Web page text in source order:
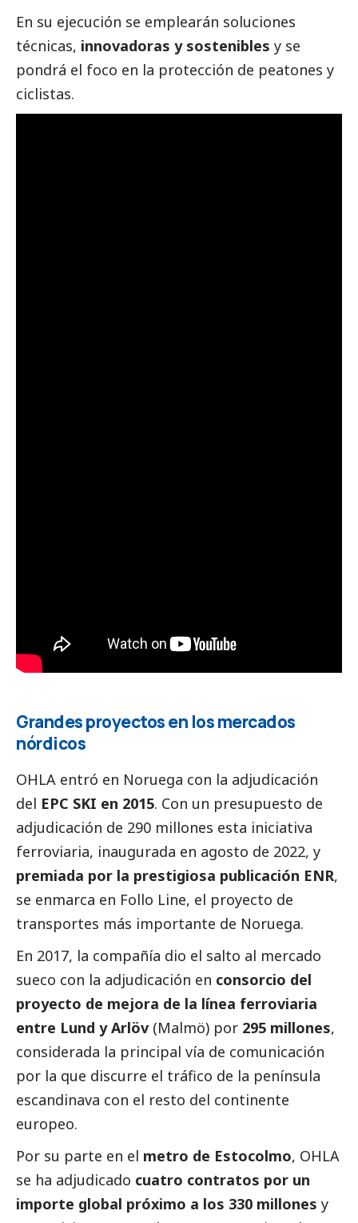
En su ejecución se emplearán soluciones
técnicas, innovadoras y sostenibles y se
pondrá el foco en la protección de peatones y
ciclistas.
Grandes proyectos en los mercados
nórdicos
OHLA entró en Noruega con la adjudicación
del EPC SKI en 2015. Con un presupuesto de
adjudicación de 290 millones esta iniciativa
ferroviaria, inaugurada en agosto de 2022, y
premiada por la prestigiosa publicación ENR,
se enmarca en Follo Line, el proyecto de
transportes más importante de Noruega.
En 2017, la compañía dio el salto al mercado
sueco con la adjudicación en consorcio del
proyecto de mejora de la línea ferroviaria
entre Lund y Arlöv (Malmö) por 295 millones,
considerada la principal vía de comunicación
por la que discurre el tráfico de la península
escandinava con el resto del continente
europeo.
Por su parte en el metro de Estocolmo, OHLA
se ha adjudicado cuatro contratos por un
importe global próximo a los 330 millones y